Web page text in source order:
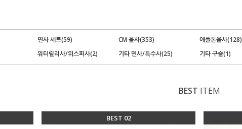
면사 세트(59) CM 울사(353) 애플톤울사(128)
워터릴리사/위스퍼사(2) 기타 면사/특수사(25) 기타 구슬(1)
BEST ITEM
BEST 02